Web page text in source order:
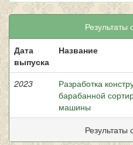
Результаты
Дата
выпуска
Название
2023
Разработка
барабанной
машины
Результаты